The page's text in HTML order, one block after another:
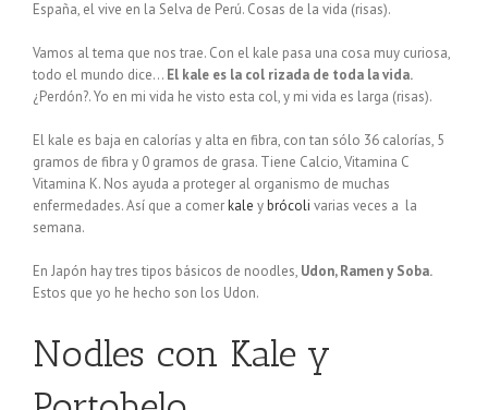
España, el vive en la Selva de Perú. Cosas de la vida (risas).
Vamos al tema que nos trae. Con el kale pasa una cosa muy curiosa,
todo el mundo dice… El kale es la col rizada de toda la vida.
¿Perdón?. Yo en mi vida he visto esta col, y mi vida es larga (risas).
El kale es baja en calorías y alta en fibra, con tan sólo 36 calorías, 5
gramos de fibra y 0 gramos de grasa. Tiene Calcio, Vitamina C
Vitamina K. Nos ayuda a proteger al organismo de muchas
enfermedades. Así que a comerkale ybrócoli varias veces a la
semana.
En Japón hay tres tipos básicos de noodles, Udon, Ramen y Soba.
Estos que yo he hecho son los Udon.
Nodles con Kale y